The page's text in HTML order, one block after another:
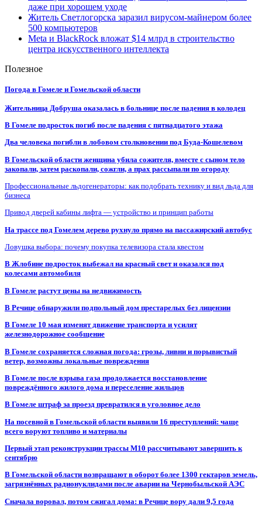
даже при хорошем уходе
Житель Светлогорска заразил вирусом-майнером более
500 компьютеров
Meta и BlackRock вложат $14 млрд в строительство
центра искусственного интеллекта
Полезное
Погода в Гомеле и Гомельской области
Жительница Добруша оказалась в больнице после падения в колодец
В Гомеле подросток погиб после падения с пятнадцатого этажа
Два человека погибли в лобовом столкновении под Буда-Кошелевом
В Гомельской области женщина убила сожителя, вместе с сыном тело
закопали, затем раскопали, сожгли, а прах рассыпали по огороду
Профессиональные льдогенераторы: как подобрать технику и вид льда для
бизнеса
Привод дверей кабины лифта — устройство и принцип работы
На трассе под Гомелем дерево рухнуло прямо на пассажирский автобус
Ловушка выбора: почему покупка телевизора стала квестом
В Жлобине подросток выбежал на красный свет и оказался под
колесами автомобиля
В Гомеле растут цены на недвижимость
В Речице обнаружили подпольный дом престарелых без лицензии
В Гомеле 10 мая изменят движение транспорта и усилят
железнодорожное сообщение
В Гомеле сохраняется сложная погода: грозы, ливни и порывистый
ветер, возможны локальные повреждения
В Гомеле после взрыва газа продолжается восстановление
повреждённого жилого дома и переселение жильцов
В Гомеле штраф за проезд превратился в уголовное дело
На посевной в Гомельской области выявили 16 преступлений: чаще
всего воруют топливо и материалы
Первый этап реконструкции трассы М10 рассчитывают завершить к
сентябрю
В Гомельской области возвращают в оборот более 1300 гектаров земель,
загрязнённых радионуклидами после аварии на Чернобыльской АЭС
Сначала воровал, потом сжигал дома: в Речице вору дали 9,5 года